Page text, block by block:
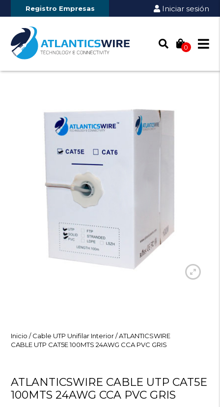
Registro Empresas Iniciar sesión
0
Inicio /Cable UTP Unifilar Interior/ ATLANTICSWIRE
CABLE UTP CAT5E 100MTS 24AWG CCA PVC GRIS
ATLANTICSWIRE CABLE UTP CAT5E
100MTS 24AWG CCA PVC GRIS